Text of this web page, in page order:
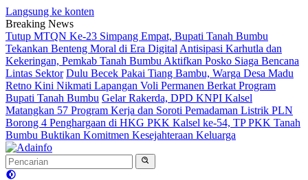
Langsung ke konten
Breaking News
Tutup MTQN Ke-23 Simpang Empat, Bupati Tanah Bumbu
Tekankan Benteng Moral di Era Digital Antisipasi Karhutla dan
Kekeringan, Pemkab Tanah Bumbu Aktifkan Posko Siaga Bencana
Lintas Sektor Dulu Becek Pakai Tiang Bambu, Warga Desa Madu
Retno Kini Nikmati Lapangan Voli Permanen Berkat Program
Bupati Tanah Bumbu Gelar Rakerda, DPD KNPI Kalsel
Matangkan 57 Program Kerja dan Soroti Pemadaman Listrik PLN
Borong 4 Penghargaan di HKG PKK Kalsel ke-54, TP PKK Tanah
Bumbu Buktikan Komitmen Kesejahteraan Keluarga